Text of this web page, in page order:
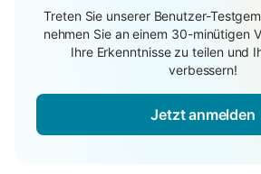
Treten Sie unserer Benutzer-
nehmen Sie an einem 30-minütigen
Ihre Erkenntnisse zu teilen und
verbessern!
Jetzt anmelden